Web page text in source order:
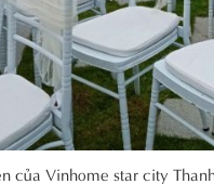
của Vinhome star city